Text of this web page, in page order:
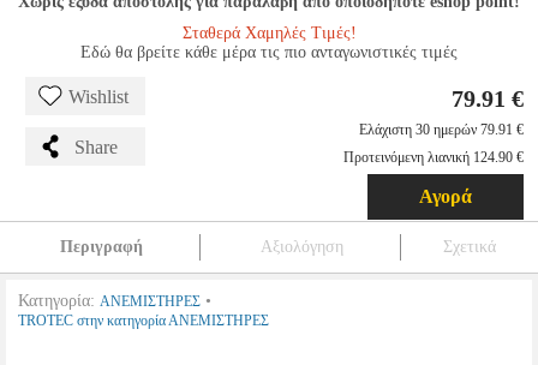
Σταθερά Χαμηλές Τιμές!
Εδώ θα βρείτε κάθε μέρα τις πιο ανταγωνιστικές τιμές
Wishlist
Share
79.91 €
Ελάχιστη 30 ημερών 79.91 €
Προτεινόμενη λιανική 124.90 €
Αγορά
Περιγραφή Αξιολόγηση Σχετικά
Κατηγορία: ΑΝΕΜΙΣΤΗΡΕΣ •
TROTEC στην κατηγορία ΑΝΕΜΙΣΤΗΡΕΣ